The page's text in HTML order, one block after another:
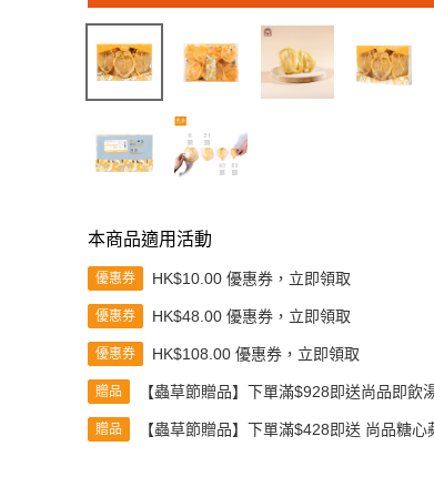
本商品適用活動
優惠券 HK$10.00 優惠券，立即領取
優惠券 HK$48.00 優惠券，立即領取
優惠券 HK$108.00 優惠券，立即領取
贈品
【蟲草節贈品】下單滿$928即送尚品即飲
贈品
【蟲草節贈品】下單滿$428即送 尚品糖心